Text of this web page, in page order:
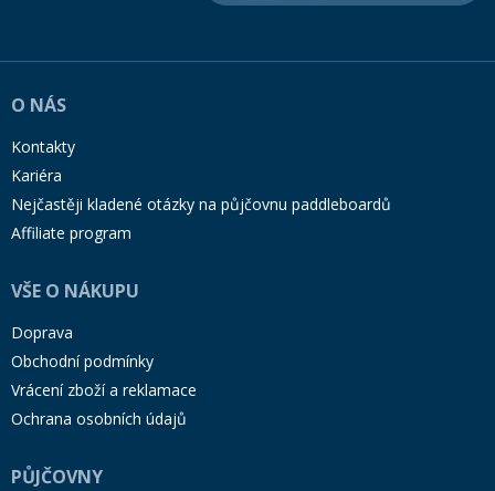
O NÁS
Kontakty
Kariéra
Nejčastěji kladené otázky na půjčovnu paddleboardů
Affiliate program
VŠE O NÁKUPU
Doprava
Obchodní podmínky
Vrácení zboží a reklamace
Ochrana osobních údajů
PŮJČOVNY